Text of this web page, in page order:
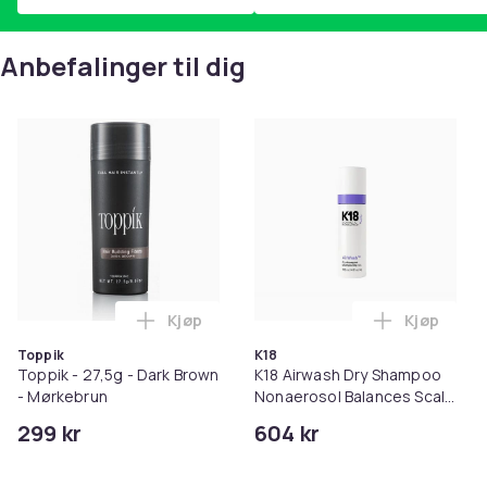
Anbefalinger til dig
Toppik
Toppik - 27,5g - Dark Brown
- Mørkebrun
299 kr
Legg Toppik - 27,5g - Dark Brown -
Kjøp
K18
K18 Airwash Dry Shampoo
Nonaerosol Balances Scalp
604 kr
Legg K18
Kjøp